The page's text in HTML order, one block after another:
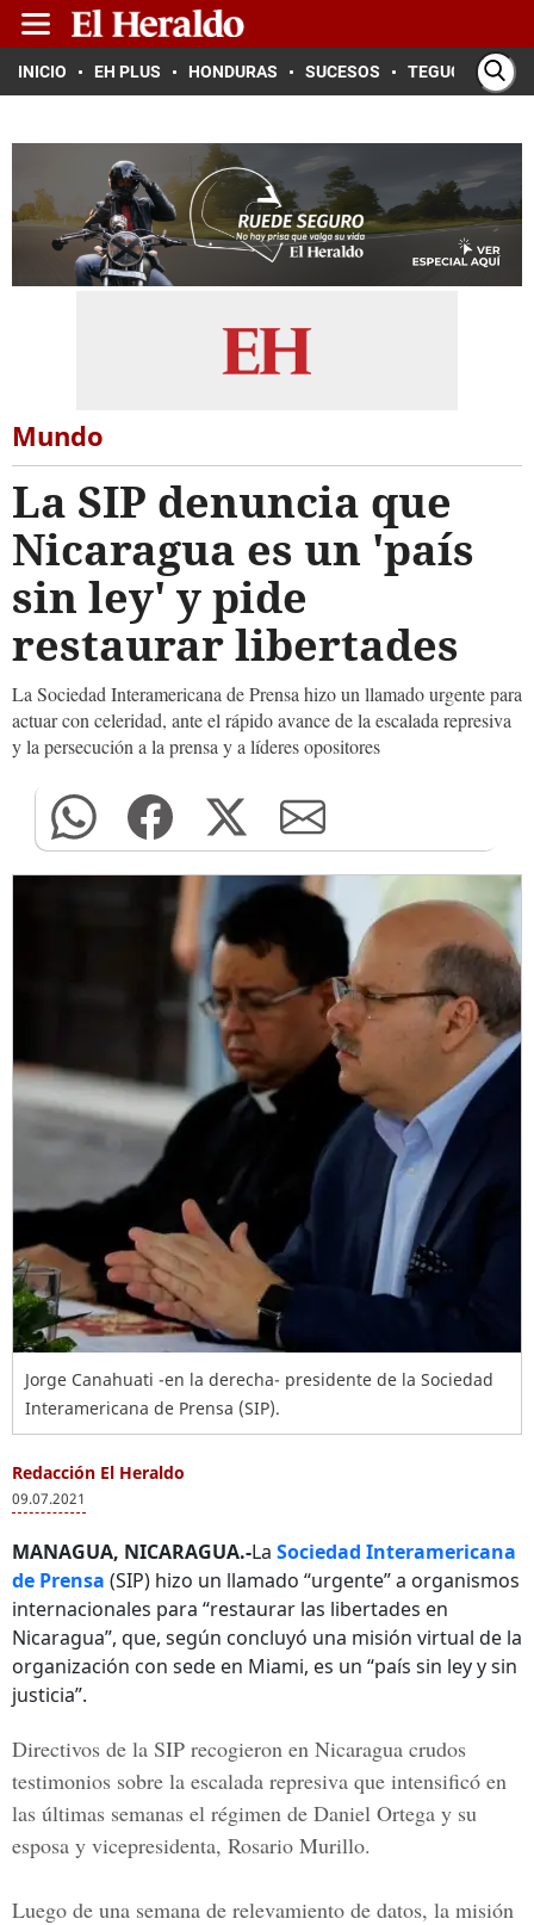
INICIO EH PLUS HONDURAS SUCESOS TEGUCIGALPA
Mundo
La SIP denuncia que
Nicaragua es un 'país
sin ley' y pide
restaurar libertades
La Sociedad Interamericana de Prensa hizo un llamado urgente para
actuar con celeridad, ante el rápido avance de la escalada represiva
y la persecución a la prensa y a líderes opositores
Jorge Canahuati -en la derecha- presidente de la Sociedad
Interamericana de Prensa (SIP).
Redacción El Heraldo
09.07.2021
MANAGUA, NICARAGUA.-La Sociedad Interamericana
de Prensa (SIP) hizo un llamado “urgente” a organismos
internacionales para “restaurar las libertades en
Nicaragua”, que, según concluyó una misión virtual de la
organización con sede en Miami, es un “país sin ley y sin
justicia”.
Directivos de la SIP recogieron en Nicaragua crudos
testimonios sobre la escalada represiva que intensificó en
las últimas semanas el régimen de Daniel Ortega y su
esposa y vicepresidenta, Rosario Murillo.
Luego de una semana de relevamiento de datos, la misión